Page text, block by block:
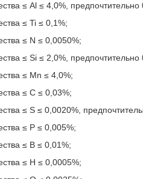
≤ Al ≤ 4,0%,
≤ Ti ≤ 0,1%;
≤ N ≤ 0,0050%;
≤ Si ≤ 2,0%,
≤ Mn ≤ 4,0%;
≤ C ≤ 0,03%;
≤ S ≤ 0,0020%,
≤ Р ≤ 0,005%;
≤ В ≤ 0,01%;
≤ Н ≤ 0,0005%;